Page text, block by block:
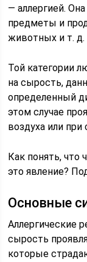
— аллергией.
предметы и
животных и т. д.
Той категории
на сырость,
определенный
этом случае
воздуха или при
Как понять, что
это явление?
Основные
Аллергические
сырость
которые